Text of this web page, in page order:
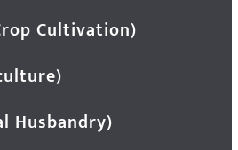
Cultivation)
Husbandry)